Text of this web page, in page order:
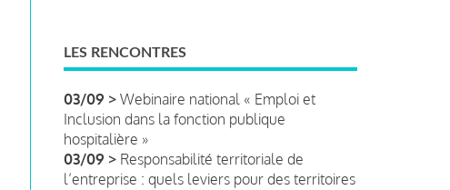
LES RENCONTRES
03/09 > Webinaire national « Emploi et
Inclusion dans la fonction publique
hospitalière »
03/09 > Responsabilité territoriale de
l’entreprise : quels leviers pour des territoires